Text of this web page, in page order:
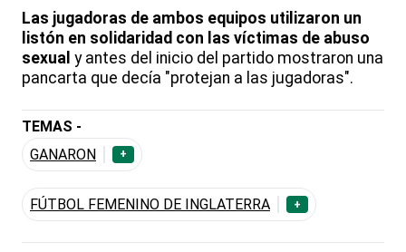
Las jugadoras de ambos equipos utilizaron un
listón en solidaridad con las víctimas de abuso
sexual y antes del inicio del partido mostraron una
pancarta que decía "protejan a las jugadoras".
TEMAS -
GANARON
+
FÚTBOL FEMENINO DE INGLATERRA +